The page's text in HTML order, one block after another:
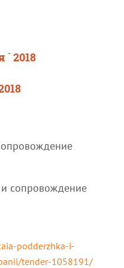
` 2018
сопровождение
podderzhka-i-
tender-1058191/